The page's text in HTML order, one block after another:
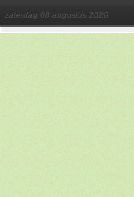
zaterdag 08 augustus 2026